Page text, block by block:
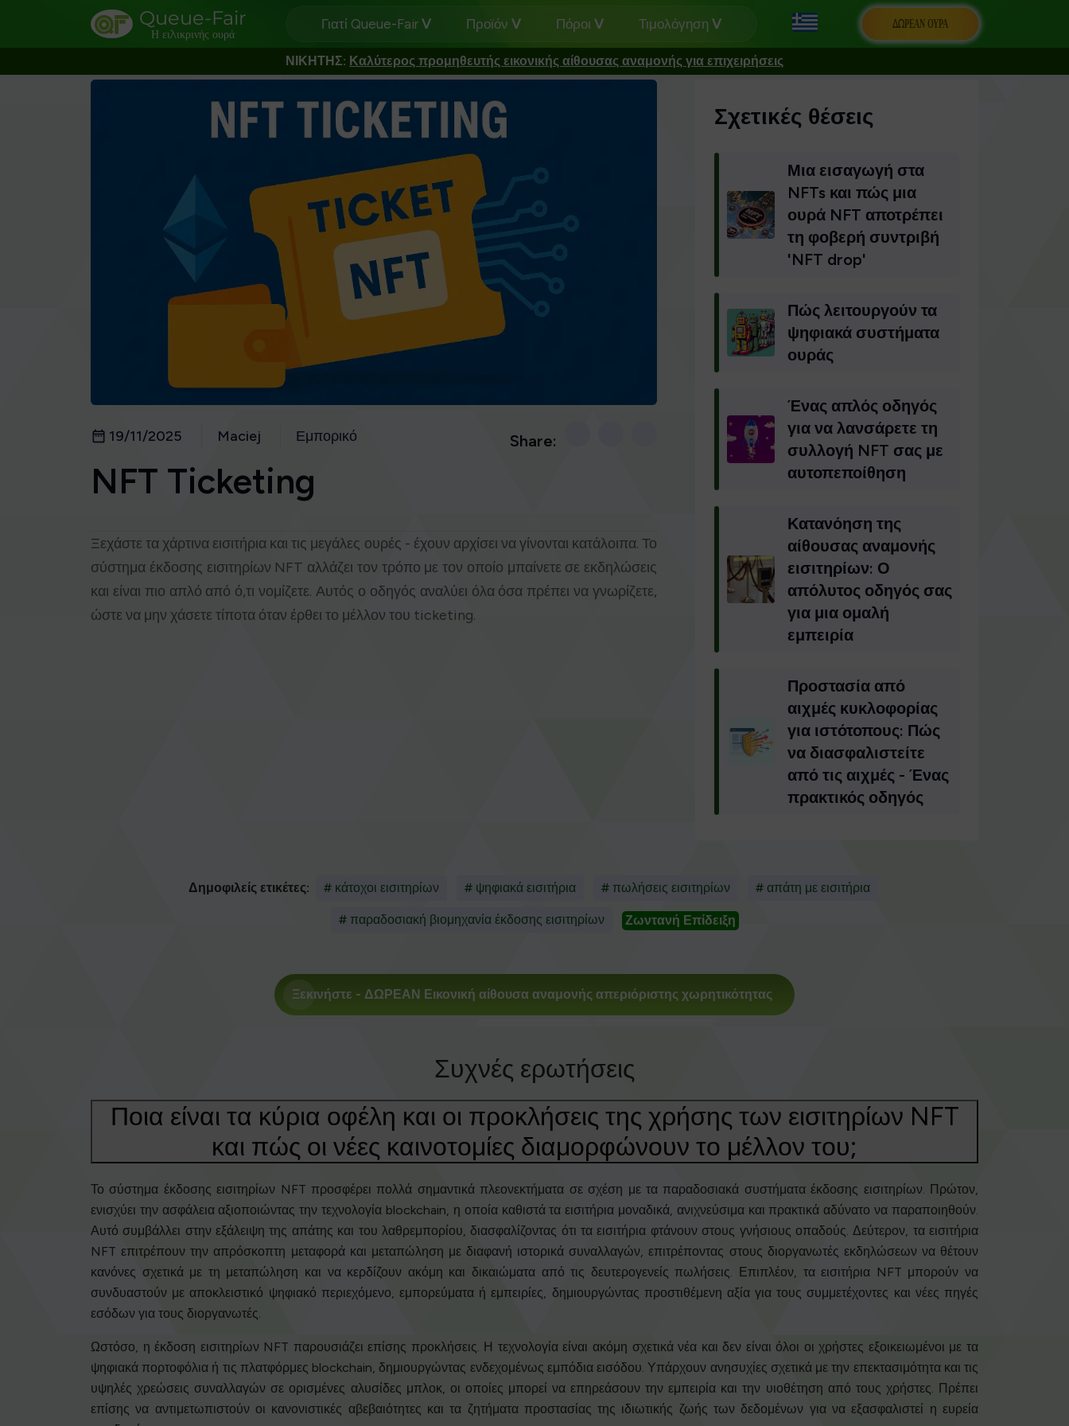
Queue-Fair
Η ειλικρινής ουρά
Γιατί Queue-Fair Προϊόν Πόροι Τιμολόγηση ΔΩΡΕΆΝ ΟΥΡΆ
ΝΙΚΗΤΗΣ: Καλύτερος προμηθευτής εικονικής αίθουσας αναμονής για επιχειρήσεις
19/11/2025 Maciej Εμπορικό Share:
NFT Ticketing
Ξεχάστε τα χάρτινα εισιτήρια και τις μεγάλες ουρές - έχουν αρχίσει να γίνονται κατάλοιπα. Το
σύστημα έκδοσης εισιτηρίων NFT αλλάζει τον τρόπο με τον οποίο μπαίνετε σε εκδηλώσεις
και είναι πιο απλό από ό,τι νομίζετε. Αυτός ο οδηγός αναλύει όλα όσα πρέπει να γνωρίζετε,
ώστε να μην χάσετε τίποτα όταν έρθει το μέλλον του ticketing.
Σχετικές θέσεις
Μια εισαγωγή στα
NFTs και πώς μια
ουρά NFT αποτρέπει
τη φοβερή συντριβή
'NFT drop'
Πώς λειτουργούν τα
ψηφιακά συστήματα
ουράς
Ένας απλός οδηγός
για να λανσάρετε τη
συλλογή NFT σας με
αυτοπεποίθηση
Κατανόηση της
αίθουσας αναμονής
εισιτηρίων: Ο
απόλυτος οδηγός σας
για μια ομαλή
εμπειρία
Προστασία από
αιχμές κυκλοφορίας
για ιστότοπους: Πώς
να διασφαλιστείτε
από τις αιχμές - Ένας
πρακτικός οδηγός
Δημοφιλείς ετικέτες: # κάτοχοι εισιτηρίων # ψηφιακά εισιτήρια # πωλήσεις εισιτηρίων # απάτη με εισιτήρια
# παραδοσιακή βιομηχανία έκδοσης εισιτηρίων Ζωντανή Επίδειξη
Ξεκινήστε - ΔΩΡΕΑΝ Εικονική αίθουσα αναμονής απεριόριστης χωρητικότητας
Συχνές ερωτήσεις
Ποια είναι τα κύρια οφέλη και οι προκλήσεις της χρήσης των εισιτηρίων NFT
και πώς οι νέες καινοτομίες διαμορφώνουν το μέλλον του;
Το σύστημα έκδοσης εισιτηρίων NFT προσφέρει πολλά σημαντικά πλεονεκτήματα σε σχέση με τα παραδοσιακά συστήματα έκδοσης εισιτηρίων. Πρώτον,
ενισχύει την ασφάλεια αξιοποιώντας την τεχνολογία blockchain, η οποία καθιστά τα εισιτήρια μοναδικά, ανιχνεύσιμα και πρακτικά αδύνατο να παραποιηθούν.
Αυτό συμβάλλει στην εξάλειψη της απάτης και του λαθρεμπορίου, διασφαλίζοντας ότι τα εισιτήρια φτάνουν στους γνήσιους οπαδούς. Δεύτερον, τα εισιτήρια
NFT επιτρέπουν την απρόσκοπτη μεταφορά και μεταπώληση με διαφανή ιστορικά συναλλαγών, επιτρέποντας στους διοργανωτές εκδηλώσεων να θέτουν
κανόνες σχετικά με τη μεταπώληση και να κερδίζουν ακόμη και δικαιώματα από τις δευτερογενείς πωλήσεις. Επιπλέον, τα εισιτήρια NFT μπορούν να
συνδυαστούν με αποκλειστικό ψηφιακό περιεχόμενο, εμπορεύματα ή εμπειρίες, δημιουργώντας προστιθέμενη αξία για τους συμμετέχοντες και νέες πηγές
εσόδων για τους διοργανωτές.
Ωστόσο, η έκδοση εισιτηρίων NFT παρουσιάζει επίσης προκλήσεις. Η τεχνολογία είναι ακόμη σχετικά νέα και δεν είναι όλοι οι χρήστες εξοικειωμένοι με τα
ψηφιακά πορτοφόλια ή τις πλατφόρμες blockchain, δημιουργώντας ενδεχομένως εμπόδια εισόδου. Υπάρχουν ανησυχίες σχετικά με την επεκτασιμότητα και τις
υψηλές χρεώσεις συναλλαγών σε ορισμένες αλυσίδες μπλοκ, οι οποίες μπορεί να επηρεάσουν την εμπειρία και την υιοθέτηση από τους χρήστες. Πρέπει
επίσης να αντιμετωπιστούν οι κανονιστικές αβεβαιότητες και τα ζητήματα προστασίας της ιδιωτικής ζωής των δεδομένων για να εξασφαλιστεί η ευρεία